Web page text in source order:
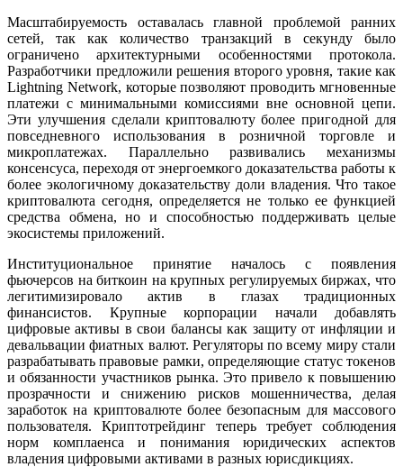
Масштабируемость оставалась главной проблемой ранних
сетей, так как количество транзакций в секунду было
ограничено архитектурными особенностями протокола.
Разработчики предложили решения второго уровня, такие как
Lightning Network, которые позволяют проводить мгновенные
платежи с минимальными комиссиями вне основной цепи.
Эти улучшения сделали криптовалюту более пригодной для
повседневного использования в розничной торговле и
микроплатежах. Параллельно развивались механизмы
консенсуса, переходя от энергоемкого доказательства работы к
более экологичному доказательству доли владения. Что такое
криптовалюта сегодня, определяется не только ее функцией
средства обмена, но и способностью поддерживать целые
экосистемы приложений.
Институциональное принятие началось с появления
фьючерсов на биткоин на крупных регулируемых биржах, что
легитимизировало актив в глазах традиционных
финансистов. Крупные корпорации начали добавлять
цифровые активы в свои балансы как защиту от инфляции и
девальвации фиатных валют. Регуляторы по всему миру стали
разрабатывать правовые рамки, определяющие статус токенов
и обязанности участников рынка. Это привело к повышению
прозрачности и снижению рисков мошенничества, делая
заработок на криптовалюте более безопасным для массового
пользователя. Криптотрейдинг теперь требует соблюдения
норм комплаенса и понимания юридических аспектов
владения цифровыми активами в разных юрисдикциях.